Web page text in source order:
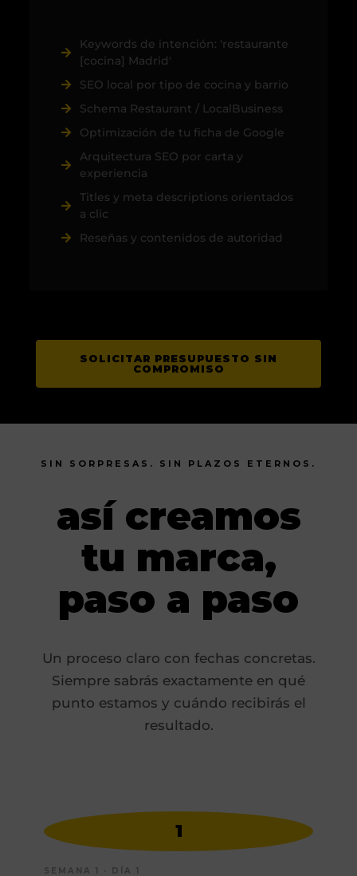
Keywords de intención: 'restaurante
[cocina] Madrid'
SEO local por tipo de cocina y barrio
Schema Restaurant / LocalBusiness
Optimización de tu ficha de Google
Arquitectura SEO por carta y
experiencia
Titles y meta descriptions orientados
a clic
Reseñas y contenidos de autoridad
SOLICITAR PRESUPUESTO SIN
COMPROMISO
SIN SORPRESAS. SIN PLAZOS ETERNOS.
así creamos
tu marca,
paso a paso
Un proceso claro con fechas concretas.
Siempre sabrás exactamente en qué
punto estamos y cuándo recibirás el
resultado.
1
SEMANA 1 · DÍA 1